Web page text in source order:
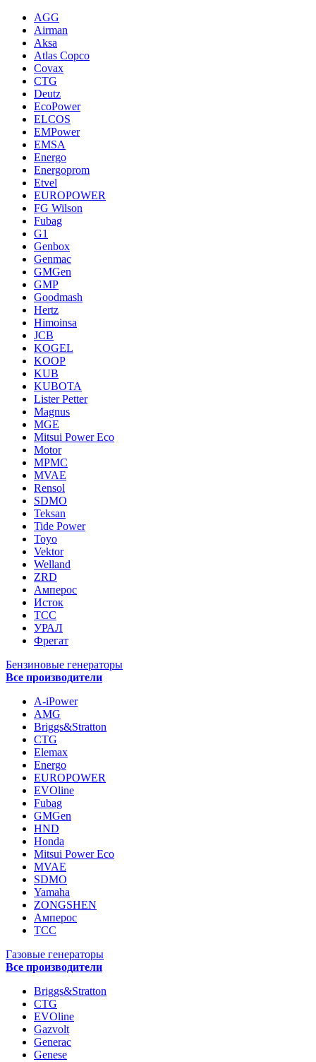
AGG
Airman
Aksa
Atlas Copco
Covax
CTG
Deutz
EcoPower
ELCOS
EMPower
EMSA
Energo
Energoprom
Etvel
EUROPOWER
FG Wilson
Fubag
G1
Genbox
Genmac
GMGen
GMP
Goodmash
Hertz
Himoinsa
JCB
KOGEL
KOOP
KUB
KUBOTA
Lister Petter
Magnus
MGE
Mitsui Power Eco
Motor
MPMC
MVAE
Rensol
SDMO
Teksan
Tide Power
Toyo
Vektor
Welland
ZRD
Амперос
Исток
ТСС
УРАЛ
Фрегат
Бензиновые генераторы
Все производители
A-iPower
AMG
Briggs&Stratton
CTG
Elemax
Energo
EUROPOWER
EVOline
Fubag
GMGen
HND
Honda
Mitsui Power Eco
MVAE
SDMO
Yamaha
ZONGSHEN
Амперос
ТСС
Газовые генераторы
Все производители
Briggs&Stratton
CTG
EVOline
Gazvolt
Generac
Genese